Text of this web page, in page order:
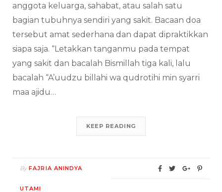
anggota keluarga, sahabat, atau salah satu
bagian tubuhnya sendiri yang sakit. Bacaan doa
tersebut amat sederhana dan dapat dipraktikkan
siapa saja. “Letakkan tanganmu pada tempat
yang sakit dan bacalah Bismillah tiga kali, lalu
bacalah “A’uudzu billahi wa qudrotihi min syarri
maa ajidu…
KEEP READING
By FAJRIA ANINDYA
UTAMI